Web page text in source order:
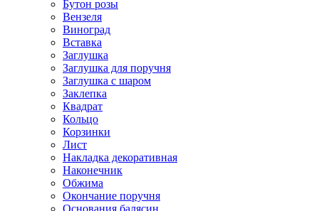
Бутон розы
Вензеля
Виноград
Вставка
Заглушка
Заглушка для поручня
Заглушка с шаром
Заклепка
Квадрат
Кольцо
Корзинки
Лист
Накладка декоративная
Наконечник
Обжима
Окончание поручня